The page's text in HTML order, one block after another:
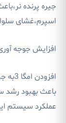
جیره پرنده
اسپرم،غشای
افزایش جوجه
باعث بهبود رشد
عملکرد سیستم